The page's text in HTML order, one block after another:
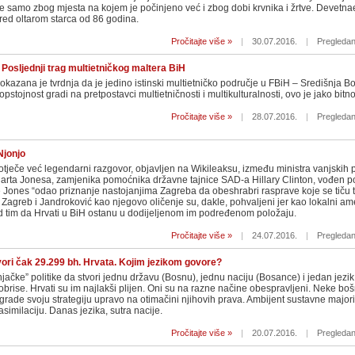
samo zbog mjesta na kojem je počinjeno već i zbog dobi krvnika i žrtve.
oltarom starca od 86 godina.
Pročitajte više » | 30.07.2016. |
trag multietničkog maltera BiH
je tvrdnja da je jedino istinski multietničko područje u FBiH – Središnja
gradi na pretpostavci multietničnosti i multikulturalnosti, ovo je jako
Pročitajte više » | 28.07.2016. |
već legendarni razgovor, objavljen na Wikileaksu, između ministra vanjskih
Jonesa, zamjenika pomoćnika državne tajnice SAD-a Hillary Clinton, vođen
“odao priznanje nastojanjima Zagreba da obeshrabri rasprave koje se tiču
Zagreb i Jandroković kao njegovo oličenje su, dakle, pohvaljeni jer kao lokalni
tim da Hrvati u BiH ostanu u dodijeljenom im podređenom položaju.
Pročitajte više » | 24.07.2016. |
čak 29.299 bh. Hrvata. Kojim jezikom govore?
politike da stvori jednu državu (Bosnu), jednu naciju (Bosance) i jedan
Hrvati su im najlakši plijen. Oni su na razne načine obespravljeni. Neke
svoju strategiju upravo na otimačini njihovih prava. Ambijent sustavne
Danas jezika, sutra nacije.
Pročitajte više » | 20.07.2016. |